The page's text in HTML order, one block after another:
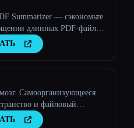
Summarizer — сэкономьте
длинных PDF-файлов
карты, PPT или
искусственного
Самоорганизующееся
и файловый